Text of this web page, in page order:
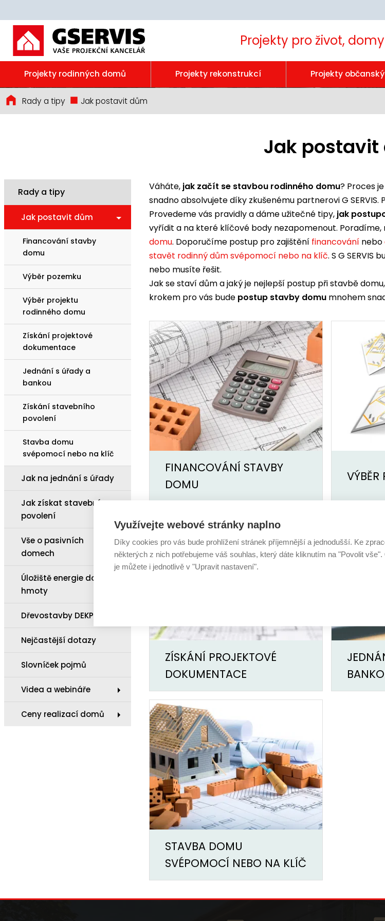
Projekty pro život,
Projekty rodinných domů Projekty rekonstrukcí Projekty
Rady a tipy Jak postavit dům
Jak postavit
Rady a tipy
Jak postavit dům
Financování stavby
domu
Výběr pozemku
Výběr projektu
rodinného domu
Získání projektové
dokumentace
Jednání s úřady a
bankou
Získání stavebního
povolení
Stavba domu
svépomocí nebo na klíč
Jak na jednání s úřady
Jak získat stavební
povolení
Vše o pasivních
domech
Úložiště energie do
hmoty
Dřevostavby DEKPANEL
Nejčastější dotazy
Slovníček pojmů
Videa a webináře
Ceny realizací domů
Váháte, jak začít se stavbou rodinného domu? Proces
snadno absolvujete díky zkušenému partnerovi G SERVIS.
Provedeme vás pravidly a dáme užitečné tipy, jak
vyřídit a na které klíčové body nezapomenout.
domu. Doporučíme postup pro zajištění financování nebo
stavět rodinný dům svépomocí nebo na klíč. S G
nebo musíte řešit.
Jak se staví dům a jaký je nejlepší postup při stavbě
krokem pro vás bude postup stavby domu mnohem
FINANCOVÁNÍ STAVBY
DOMU
VÝBĚR
ZÍSKÁNÍ PROJEKTOVÉ
DOKUMENTACE
STAVBA DOMU
SVÉPOMOCÍ NEBO NA KLÍČ
Využívejte webové stránky naplno
Díky cookies pro vás bude prohlížení stránek příjemnější a jednodušší. Ke
některých z nich potřebujeme váš souhlas, který dáte kliknutím na "Povolit vše".
je můžete i jednotlivě v "Upravit nastavení".